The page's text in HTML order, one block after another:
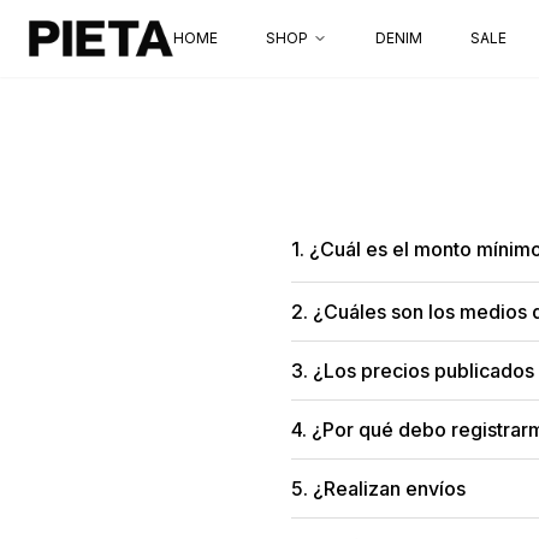
HOME SHOP DENIM SALE
1. ¿Cuál es el monto
El monto mínimo de compra
40X1) PARTES DE ARRIBA:
2. ¿Cuáles son los medios
Los medios de pago son:
Efectivo:únicamente en
Depósito o
3. ¿Los precios publicados
Los precios publicados en
adicional del 10,5%.
4. ¿Por qué debo
Somos una tienda mayorista
precios. Una vez
mayorista.
5. ¿Realizan envíos
Realizamos envíos a todo el